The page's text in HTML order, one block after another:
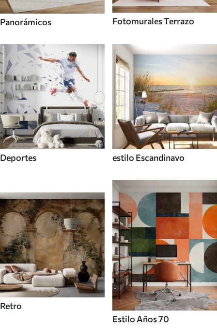
Panorámicos Fotomurales Terrazo
Deportes estilo Escandinavo
Retro
Estilo Años 70